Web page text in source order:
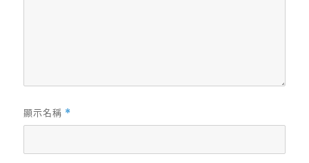
顯示名稱 *